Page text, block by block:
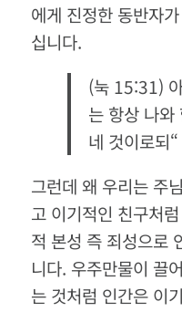
에게 진정한 동반자
십니다.
(눅15:31)
는 항상 나와
네 것이로되“
그런데 왜 우리는 주
고 이기적인 친구처
적 본성 즉 죄성으로
니다. 우주만물이 끌
는 것처럼 인간은 이